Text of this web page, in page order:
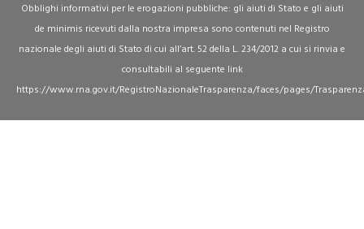
Obblighi informativi per le erogazioni pubbliche: gli aiuti di Stato e gli aiuti
de minimis ricevuti dalla nostra impresa sono contenuti nel Registro
nazionale degli aiuti di Stato di cui all’art. 52 della L. 234/2012 a cui si rinvia e
consultabili al seguente link
https://www.rna.gov.it/RegistroNazionaleTrasparenza/faces/pages/